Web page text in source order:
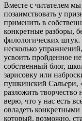
Вместе с читателем
позаимствовать у
применить в
конкретные разборы,
филологических
несколько
усвоить пройденное
собственный блог,
зарисовку или
пушкинский Сальери,
разложить
верю, что у нас есть
овладеть конкретными
который, возможно,